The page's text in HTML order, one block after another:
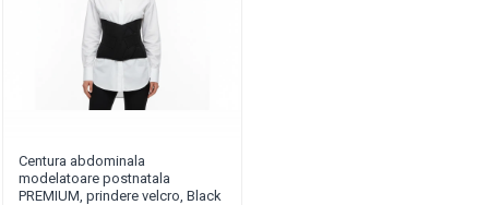
Centura abdominala
modelatoare postnatala
PREMIUM, prindere velcro, Black